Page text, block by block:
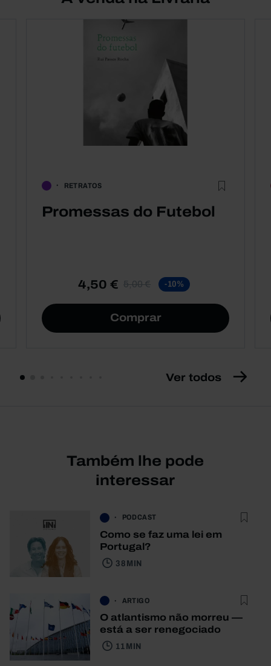
RETRATOS
Promessas do Futebol
4,50 € 5,00 € -10%
Comprar
Ver todos
Também lhe pode
interessar
PODCAST
Como se faz uma lei em
Portugal?
38 MIN
ARTIGO
O atlantismo não morreu —
está a ser renegociado
11 MIN